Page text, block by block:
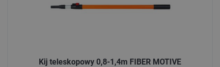
Kij teleskopowy 0,8-1,4m FIBER MOTIVE